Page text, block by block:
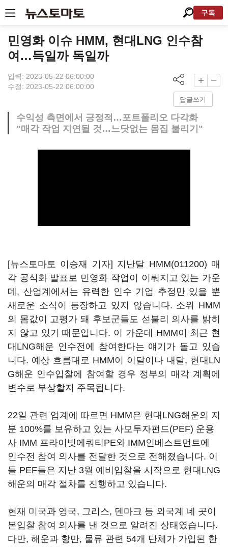
구독
민영화 이슈 HMM, 현대LNG 인수참
여…득일까 독일까
입력: 2023-05-22 06:00:00
수정: 2023-05-22 06:00:00
답글쓰기
수익성 측면에서 긍정적…포트폴리오 다각화
"매각 작업 지연될 것…느닷없는 몸집 불리기"
[뉴스토마토 이승재 기자] 지난달 HMM(011200) 매
각 공식화 발표로 민영화 작업이 이뤄지고 있는 가운
데, 산업계에서는 유력한 인수 기업 추정만 있을 뿐
새로운 소식이 등장하고 있지 않습니다. 소위 HMM
의 몸값이 고평가 돼 후보군들도 섣불리 의사를 밝히
지 않고 있기 때문입니다. 이 가운데 HMM이 최근 현
대LNG해운 인수전에 참여한다는 얘기가 돌고 있습
니다. 예상 흐름대로 HMM이 이달이나 내달, 현대LN
G해운 인수입찰에 참여할 경우 정부의 매각 계획에
변수로 부상할지 주목됩니다.
22일 관련 업계에 따르면 HMM은 현대LNG해운의 지
분 100%를 보유하고 있는 사모투자펀드(PEF) 운용
사 IMM 프라이빗에쿼티PE와 IMM인베스트먼트에
인수전 참여 의사를 전달한 것으로 전해졌습니다. 이
들 PEF들은 지난 3월 예비입찰을 시작으로 현대LNG
해운의 매각 절차를 진행하고 있습니다.
현재 미국과 영국, 그리스, 덴마크 등 외국계 네 곳이
본입찰 참여 의사를 낸 것으로 알려진 상태였습니다.
다만, 해운과 항만, 물류 관련 54개 단체가 가입된 한